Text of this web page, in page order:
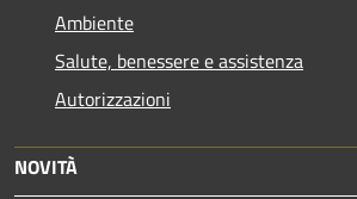
Ambiente
Salute, benessere e assistenza
Autorizzazioni
NOVITÀ